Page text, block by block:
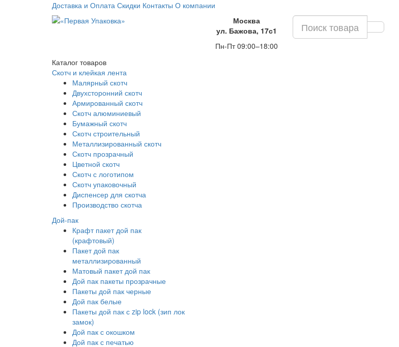
Доставка и Оплата Скидки Контакты О компании
Москва
ул. Бажова, 17с1
Пн-Пт 09:00–18:00
Каталог товаров
Скотч и клейкая лента
Малярный скотч
Двухсторонний скотч
Армированный скотч
Скотч алюминиевый
Бумажный скотч
Скотч строительный
Металлизированный скотч
Скотч прозрачный
Цветной скотч
Скотч с логотипом
Скотч упаковочный
Диспенсер для скотча
Производство скотча
Дой-пак
Крафт пакет дой пак
(крафтовый)
Пакет дой пак
металлизированный
Матовый пакет дой пак
Дой пак пакеты прозрачные
Пакеты дой пак черные
Дой пак белые
Пакеты дой пак с zip lock (зип лок
замок)
Дой пак с окошком
Дой пак с печатью